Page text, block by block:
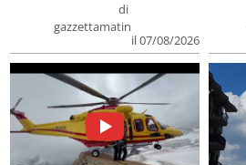
di
gazzettamatin
il 07/08/2026